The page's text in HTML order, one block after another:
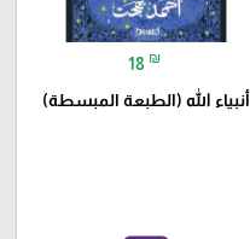
18 ₪
أنبياء الله (الطبعة المبسطة)